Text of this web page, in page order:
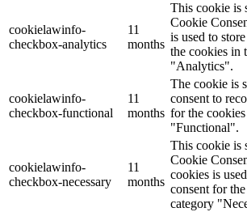
cookielawinfo-
checkbox-analytics
11
months
This cookie is
Cookie
is used to
the cookies in
"Analytics".
cookielawinfo-
checkbox-functional
11
months
The cookie is
consent to
for the
"Functional".
cookielawinfo-
checkbox-necessary
11
months
This cookie is
Cookie
cookies is
consent for
category